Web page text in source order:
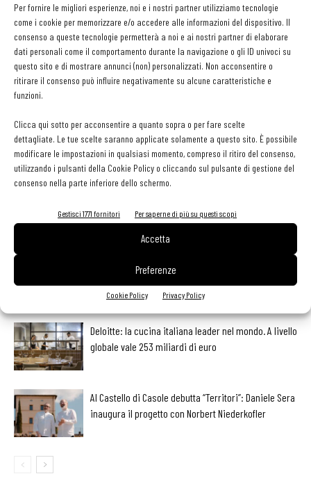
Per fornire le migliori esperienze, noi e i nostri partner utilizziamo tecnologie
come i cookie per memorizzare e/o accedere alle informazioni del dispositivo. Il
consenso a queste tecnologie permetterà a noi e ai nostri partner di elaborare
dati personali come il comportamento durante la navigazione o gli ID univoci su
questo sito e di mostrare annunci (non) personalizzati. Non acconsentire o
ritirare il consenso può influire negativamente su alcune caratteristiche e
funzioni.
Clicca qui sotto per acconsentire a quanto sopra o per fare scelte
dettagliate. Le tue scelte saranno applicate solamente a questo sito. È possibile
modificare le impostazioni in qualsiasi momento, compreso il ritiro del consenso,
utilizzando i pulsanti della Cookie Policy o cliccando sul pulsante di gestione del
consenso nella parte inferiore dello schermo.
Gestisci 1771 fornitori Per saperne di più su questi scopi
Accetta
Preferenze
Cookie Policy Privacy Policy
Non mancano alcune proposte estere ed è importante l’offerta al
calice, supportata da un’apposito sistema che consente la mescita
e la conservazione insufflando gas inerte (in carta anche due menu
degustazione vini: 4 calici a 30 euro, 7 calici a 50 euro).
Facebook Twitter
LEGGI ANCHE
contenuto sponsorizzato
Sogemi rafforza i servizi per la ristorazione: orario
HoReCa
Deloitte: la cucina italiana leader nel mondo. A livello
globale vale 253 miliardi di euro
Al Castello di Casole debutta “Territori”: Daniele Sera
inaugura il progetto con Norbert Niederkofler